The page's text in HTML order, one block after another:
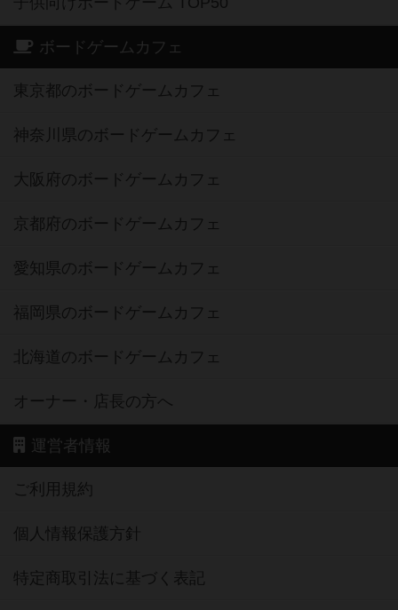
ボードゲームカフェ
東京都のボードゲームカフェ
神奈川県のボードゲームカフェ
大阪府のボードゲームカフェ
京都府のボードゲームカフェ
愛知県のボードゲームカフェ
福岡県のボードゲームカフェ
北海道のボードゲームカフェ
オーナー・店長の方へ
運営者情報
ご利用規約
個人情報保護方針
特定商取引法に基づく表記